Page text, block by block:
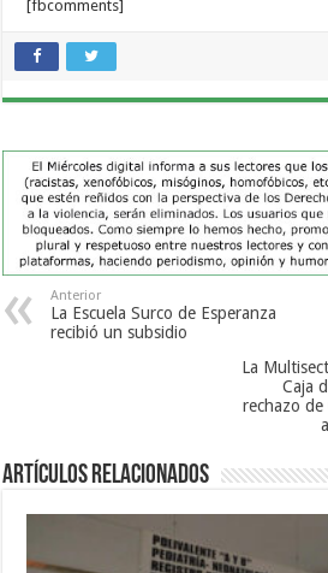
[fbcomments]
Anterior
La Escuela Surco de Esperanza
recibió un subsidio
La
Caja
rechazo
Artículos Relacionados